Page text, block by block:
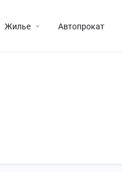
Жилье Автопрокат